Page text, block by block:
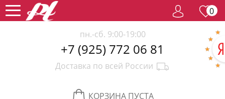
0
пн.-сб. 9:00-19:00
+7 (925) 772 06 81
Доставка по всей России
КОРЗИНА ПУСТА
Женский
парфюм
Мужской
парфюм
Селективный